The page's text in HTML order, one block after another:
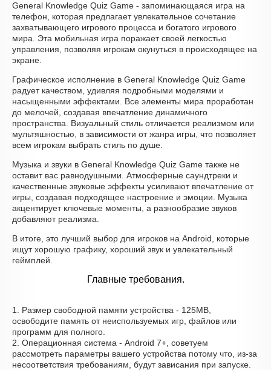
General Knowledge Quiz Game - запоминающаяся игра на
телефон, которая предлагает увлекательное сочетание
захватывающего игрового процесса и богатого игрового
мира. Эта мобильная игра поражает своей легкостью
управления, позволяя игрокам окунуться в происходящее на
экране.
Графическое исполнение в General Knowledge Quiz Game
радует качеством, удивляя подробными моделями и
насыщенными эффектами. Все элементы мира проработан
до мелочей, создавая впечатление динамичного
пространства. Визуальный стиль отличается реализмом или
мультяшностью, в зависимости от жанра игры, что позволяет
всем игрокам выбрать стиль по душе.
Музыка и звуки в General Knowledge Quiz Game также не
оставит вас равнодушными. Атмосферные саундтреки и
качественные звуковые эффекты усиливают впечатление от
игры, создавая подходящее настроение и эмоции. Музыка
акцентирует ключевые моменты, а разнообразие звуков
добавляют реализма.
В итоге, это лучший выбор для игроков на Android, которые
ищут хорошую графику, хороший звук и увлекательный
геймплей.
Главные требования.
1. Размер свободной памяти устройства - 125MB,
освободите память от неиспользуемых игр, файлов или
программ для полного.
2. Операционная система - Android 7+, советуем
рассмотреть параметры вашего устройства потому что, из-за
несоответствия требованиям, будут зависания при запуске.